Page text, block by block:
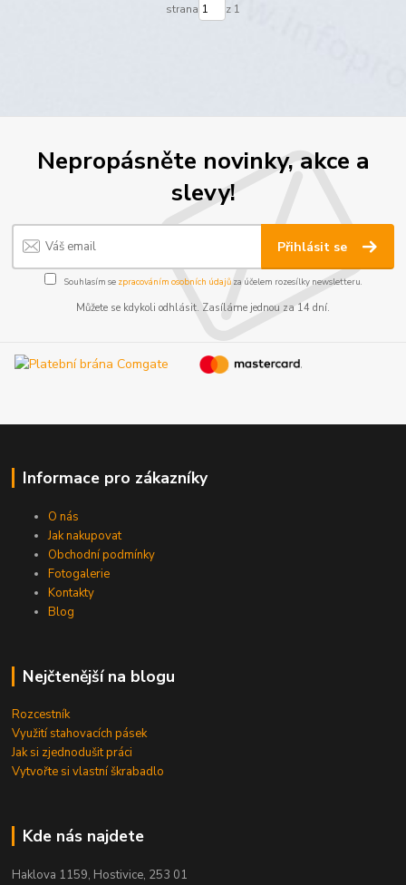
strana z 1
Nepropásněte novinky, akce a
slevy!
Přihlásit se
Souhlasím se zpracováním osobních údajůza účelem rozesílky newsletteru.
Můžete se kdykoli odhlásit. Zasíláme jednou za 14 dní.
Informace pro zákazníky
O nás
Jak nakupovat
Obchodní podmínky
Fotogalerie
Kontakty
Blog
Nejčtenější na blogu
Rozcestník
Využití stahovacích pásek
Jak si zjednodušit práci
Vytvořte si vlastní škrabadlo
Kde nás najdete
Haklova 1159, Hostivice, 253 01